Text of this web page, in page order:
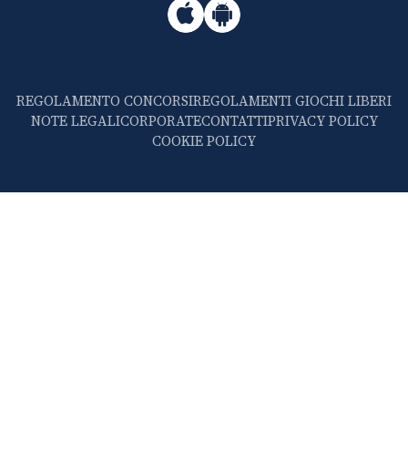
REGOLAMENTO CONCORSIREGOLAMENTI GIOCHI LIBERI
NOTE LEGALICORPORATECONTATTIPRIVACY POLICY
COOKIE POLICY